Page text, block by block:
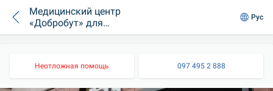
Медицинский центр
«Добробут» для
взрослых на
Рус
Неотложная помощь 097 495 2 888